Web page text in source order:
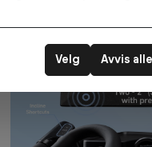
Avvis alle
Velg